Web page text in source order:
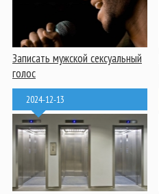
Записать мужской сексуальный
голос
2024-12-13